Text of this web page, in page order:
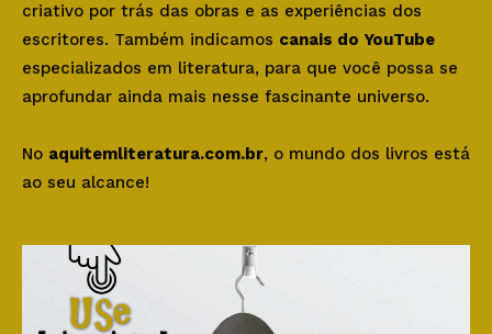
criativo por trás das obras e as experiências dos
escritores. Também indicamos canais do YouTube
especializados em literatura, para que você possa se
aprofundar ainda mais nesse fascinante universo.
No aquitemliteratura.com.br, o mundo dos livros está
ao seu alcance!